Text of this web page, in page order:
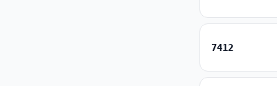
7412